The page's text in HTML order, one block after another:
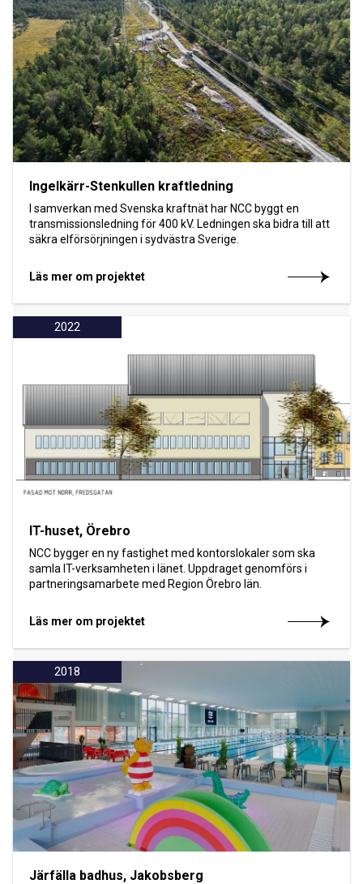
Ingelkärr-Stenkullen kraftledning
I samverkan med Svenska kraftnät har NCC byggt en
transmissionsledning för 400 kV. Ledningen ska bidra till att
säkra elförsörjningen i sydvästra Sverige.
Läs mer om projektet
2022
IT-huset, Örebro
NCC bygger en ny fastighet med kontorslokaler som ska
samla IT-verksamheten i länet. Uppdraget genomförs i
partneringsamarbete med Region Örebro län.
Läs mer om projektet
2018
Järfälla badhus, Jakobsberg